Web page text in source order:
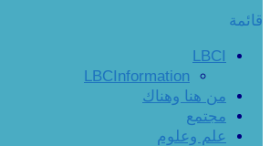
قائمة
LBCI
LBCInformation
من هنا وهناك
مجتمع
علم وعلوم